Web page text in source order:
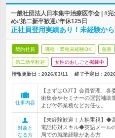
一般社団法人日本集中治療医学会 | #
め#第二新卒歓迎#年休125日
正社員登用実績あり！未経験か
契約社員 職種・業種未経験OK 急募
第二新卒歓迎 女性のおしごと掲載中
情報更新日：2026/03/11 終了予定日：
仕事内容
【まずはOJT】会員管理、
術集会やセミナーの運営補助
よび付帯業務などお任せ。
対象と
なる方
【未経験歓迎！人柄重視】◆
電話応対スキル◆英語メール
局での就業経験がある方